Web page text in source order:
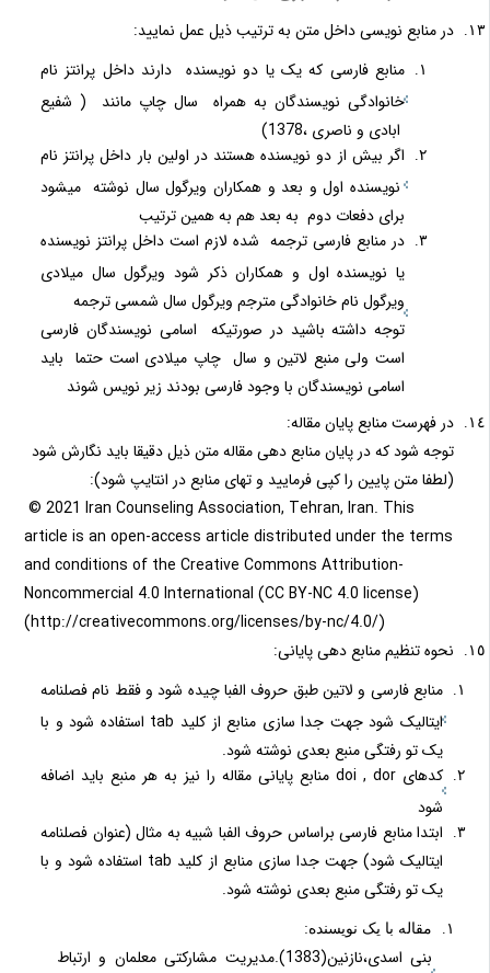
در منابع نویسی داخل متن به ترتیب ذیل عمل نمایید:
منابع فارسی که یک یا دو نویسنده دارند داخل پرانتز نام
خانوادگی نویسندگان به همراه سال چاپ مانند ( شفیع
ابادی و ناصری ،1378)
اگر بیش از دو نویسنده هستند در اولین بار داخل پرانتز نام
نویسنده اول و بعد و همکاران ویرگول سال نوشته میشود
برای دفعات دوم به بعد هم به همین ترتیب
در منابع فارسی ترجمه شده لازم است داخل پرانتز نویسنده
یا نویسنده اول و همکاران ذکر شود ویرگول سال میلادی
ویرگول نام خانوادگی مترجم ویرگول سال شمسی ترجمه
توجه داشته باشید در صورتیکه اسامی نویسندگان فارسی
است ولی منبع لاتین و سال چاپ میلادی است حتما باید
اسامی نویسندگان با وجود فارسی بودند زیر نویس شوند
در فهرست منابع پایان مقاله:
توجه شود که در پایان منابع دهی مقاله متن ذیل دقیقا باید نگارش شود
(لطفا متن پایین را کپی فرمایید و تهای منابع در انتایپ شود):
© 2021 Iran Counseling Association, Tehran, Iran. This
article is an open-access article distributed under the terms
and conditions of the Creative Commons Attribution-
Noncommercial 4.0 International (CC BY-NC 4.0 license)
(http://creativecommons.org/licenses/by-nc/4.0/)
نحوه تنظیم منابع دهی پایانی:
منابع فارسی و لاتین طبق حروف الفبا چیده شود و فقط نام فصلنامه
ایتالیک شود جهت جدا سازی منابع از کلید tab استفاده شود و با
یک تو رفتگی منبع بعدی نوشته شود.
کدهای doi , dor منابع پایانی مقاله را نیز به هر منبع باید اضافه
شود
ابتدا منابع فارسی براساس حروف الفبا شبیه به مثال (عنوان فصلنامه
ایتالیک شود) جهت جدا سازی منابع از کلید tab استفاده شود و با
یک تو رفتگی منبع بعدی نوشته شود.
مقاله با یک نویسنده:
بنی اسدی،نازنین(1383).مدیریت مشارکتی معلمان و ارتباط